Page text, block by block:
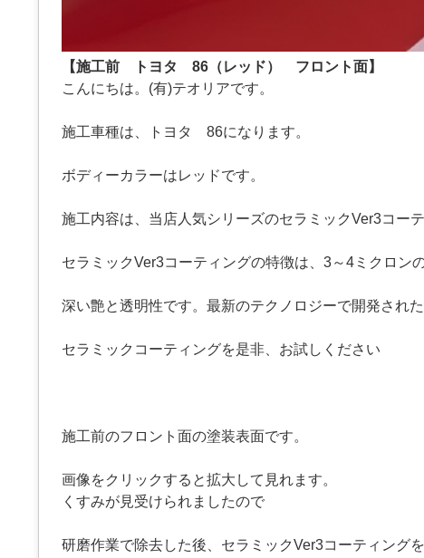
【施工前 トヨタ 86（レッド） フロント面】
こんにちは。(有)テオリアです。
施工車種は、トヨタ 86になります。
ボディーカラーはレッドです。
施工内容は、当店人気シリーズのセラミックVer3コー
セラミックVer3コーティングの特徴は、3～4ミクロン
深い艶と透明性です。最新のテクノロジーで開発され
セラミックコーティングを是非、お試しください
施工前のフロント面の塗装表面です。
画像をクリックすると拡大して見れます。
くすみが見受けられましたので
研磨作業で除去した後、セラミックVer3コーティングを